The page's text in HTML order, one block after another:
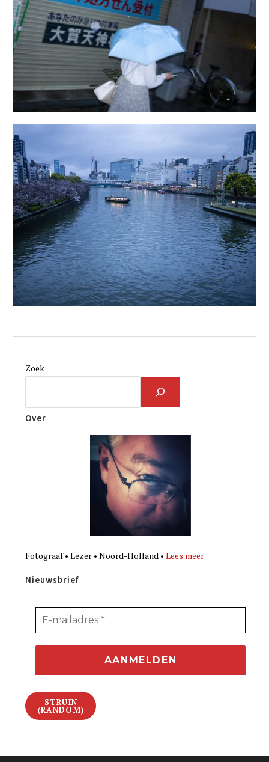
Zoek
Over
Fotograaf • Lezer • Noord-Holland •Lees meer
Nieuwsbrief
STRUIN
(RANDOM)